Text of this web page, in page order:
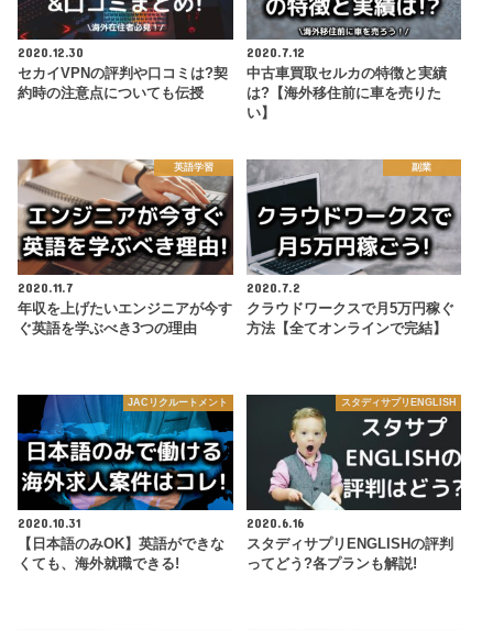
2020.12.30
セカイVPNの評判や口コミは?契
約時の注意点についても伝授
2020.7.12
中古車買取セルカの特徴と実績
は?【海外移住前に車を売りた
い】
英語学習
2020.11.7
年収を上げたいエンジニアが今す
ぐ英語を学ぶべき3つの理由
副業
2020.7.2
クラウドワークスで月5万円稼ぐ
方法【全てオンラインで完結】
JACリクルートメント
2020.10.31
【日本語のみOK】英語ができな
くても、海外就職できる!
スタディサプリENGLISH
2020.6.16
スタディサプリENGLISHの評判
ってどう?各プランも解説!